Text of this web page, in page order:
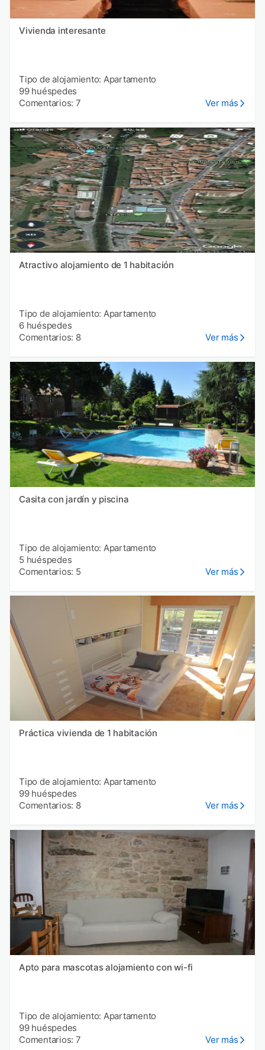
Vivienda interesante
Tipo de alojamiento: Apartamento
99 huéspedes
Comentarios: 7
Ver más
Atractivo alojamiento de 1 habitación
Tipo de alojamiento: Apartamento
6 huéspedes
Comentarios: 8
Ver más
Casita con jardín y piscina
Tipo de alojamiento: Apartamento
5 huéspedes
Comentarios: 5
Ver más
Práctica vivienda de 1 habitación
Tipo de alojamiento: Apartamento
99 huéspedes
Comentarios: 8
Ver más
Apto para mascotas alojamiento con wi-fi
Tipo de alojamiento: Apartamento
99 huéspedes
Comentarios: 7
Ver más